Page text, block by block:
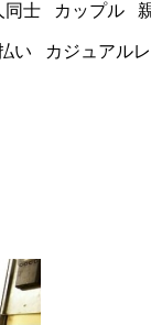
同士 カップル
い カジュアル